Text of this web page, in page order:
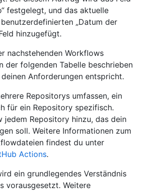
festgelegt, und das aktuelle
„Datum der
hinzugefügt.
nachstehenden Workflows
der folgenden Tabelle beschrieben
Anforderungen entspricht.
Repositorys umfassen, ein
für ein Repository spezifisch.
jedem Repository hinzu, das dein
soll. Weitere Informationen zum
findest du unter
Actions.
ein grundlegendes Verständnis
vorausgesetzt. Weitere